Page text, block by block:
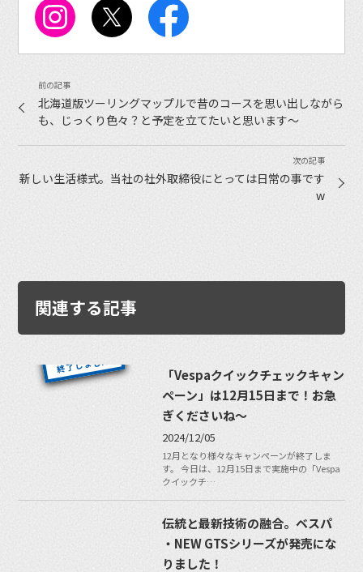
北海道版ツーリングマップルで昔のコースを思い出しながら
も、じっくり色々？と予定を立てたいと思います〜
新しい生活様式。当社の社外取締役にとっては日常の事です
w
関連する記事
「Vespaクイックチェックキャン
ペーン」は12月15日まで！お急
ぎくださいね〜
2024/12/05
12月となり様々なキャンペーンが終了しま
す。 今日は、12月15日まで実施中の「Vespa
クイックチ…
伝統と最新技術の融合。ベスパ
・NEW GTSシリーズが発売にな
りました！